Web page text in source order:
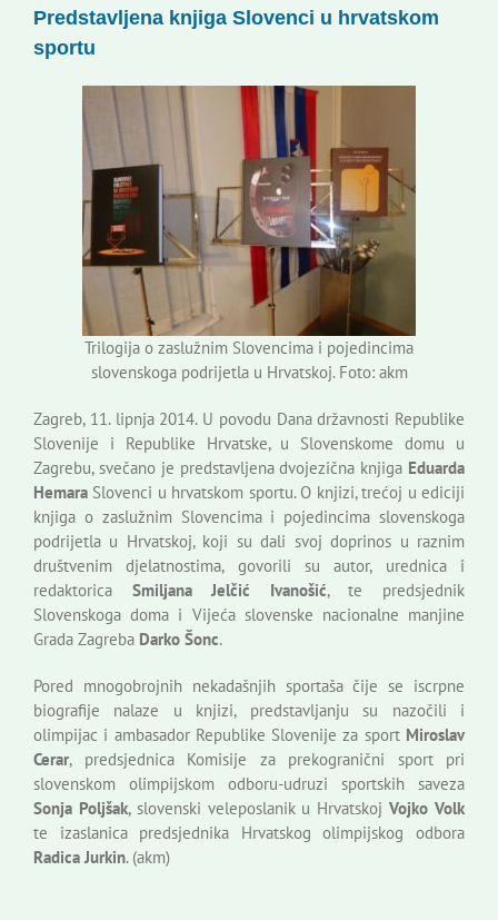
Korisne informacije
Predstavljena knjiga Slovenci u hrvatskom
sportu
Trilogija o zaslužnim Slovencima i pojedincima
slovenskoga podrijetla u Hrvatskoj. Foto: akm
Zagreb, 11. lipnja 2014. U povodu Dana državnosti Republike
Slovenije i Republike Hrvatske, u Slovenskome domu u
Zagrebu, svečano je predstavljena dvojezična knjiga Eduarda
Hemara Slovenci u hrvatskom sportu. O knjizi, trećoj u ediciji
knjiga o zaslužnim Slovencima i pojedincima slovenskoga
podrijetla u Hrvatskoj, koji su dali svoj doprinos u raznim
društvenim djelatnostima, govorili su autor, urednica i
redaktorica Smiljana Jelčić Ivanošić, te predsjednik
Slovenskoga doma i Vijeća slovenske nacionalne manjine
Grada Zagreba Darko Šonc.
Pored mnogobrojnih nekadašnjih sportaša čije se iscrpne
biografije nalaze u knjizi, predstavljanju su nazočili i
olimpijac i ambasador Republike Slovenije za sport Miroslav
Cerar, predsjednica Komisije za prekogranični sport pri
slovenskom olimpijskom odboru-udruzi sportskih saveza
Sonja Poljšak, slovenski veleposlanik u HrvatskojVojko Volk
te izaslanica predsjednika Hrvatskog olimpijskog odbora
Radica Jurkin. (akm)